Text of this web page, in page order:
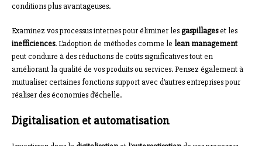
conditions plus avantageuses.
Examinez vos processus internes pour éliminer les gaspillageset les
inefficiences. L’adoption de méthodes comme le lean management
peut conduire à des réductions de coûts significatives tout en
améliorant la qualité de vos produits ou services. Pensez également à
mutualiser certaines fonctions support avec d’autres entreprises pour
réaliser des économies d’échelle.
Digitalisation et automatisation